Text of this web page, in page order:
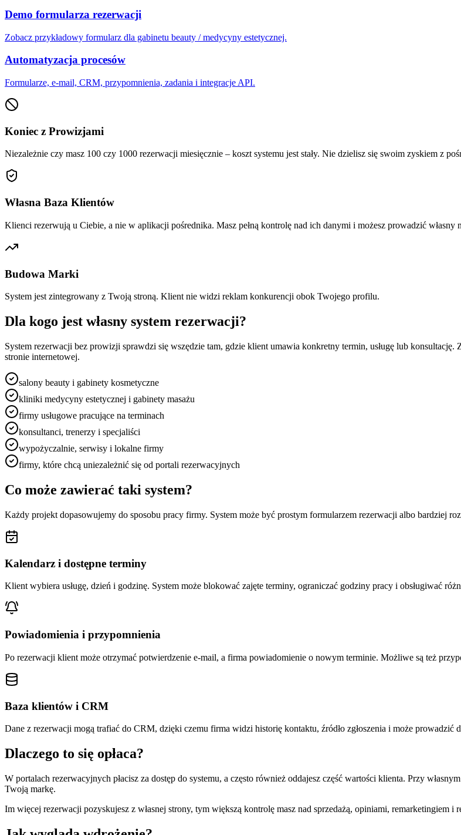
Demo formularza rezerwacji
Zobacz przykładowy formularz dla gabinetu beauty / medycyny estetycznej.
Automatyzacja procesów
Formularze, e-mail, CRM, przypomnienia, zadania i integracje API.
Koniec z Prowizjami
Niezależnie czy masz 100 czy 1000 rezerwacji miesięcznie – koszt systemu jest stały. Nie dzielisz się swoim zyskiem z
Własna Baza Klientów
Klienci rezerwują u Ciebie, a nie w aplikacji pośrednika. Masz pełną kontrolę nad ich danymi i możesz prowadzić własny
Budowa Marki
System jest zintegrowany z Twoją stroną. Klient nie widzi reklam konkurencji obok Twojego profilu.
Dla kogo jest własny system rezerwacji?
System rezerwacji bez prowizji sprawdzi się wszędzie tam, gdzie klient umawia konkretny termin, usługę lub konsultację.
stronie internetowej.
salony beauty i gabinety kosmetyczne
kliniki medycyny estetycznej i gabinety masażu
firmy usługowe pracujące na terminach
konsultanci, trenerzy i specjaliści
wypożyczalnie, serwisy i lokalne firmy
firmy, które chcą uniezależnić się od portali rezerwacyjnych
Co może zawierać taki system?
Każdy projekt dopasowujemy do sposobu pracy firmy. System może być prostym formularzem rezerwacji albo bardziej
Kalendarz i dostępne terminy
Klient wybiera usługę, dzień i godzinę. System może blokować zajęte terminy, ograniczać godziny pracy i obsługiwać
Powiadomienia i przypomnienia
Po rezerwacji klient może otrzymać potwierdzenie e-mail, a firma powiadomienie o nowym terminie. Możliwe są też
Baza klientów i CRM
Dane z rezerwacji mogą trafiać do CRM, dzięki czemu firma widzi historię kontaktu, źródło zgłoszenia i może prowadzić
Dlaczego to się opłaca?
W portalach rezerwacyjnych płacisz za dostęp do systemu, a często również oddajesz część wartości klienta. Przy
Twoją markę.
Im więcej rezerwacji pozyskujesz z własnej strony, tym większą kontrolę masz nad sprzedażą, opiniami, remarketingiem i